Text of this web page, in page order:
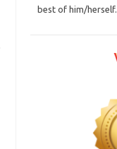
best of him/herself.